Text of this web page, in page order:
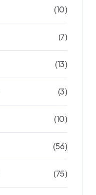
(10)
(7)
(13)
(3)
(10)
(56)
(75)